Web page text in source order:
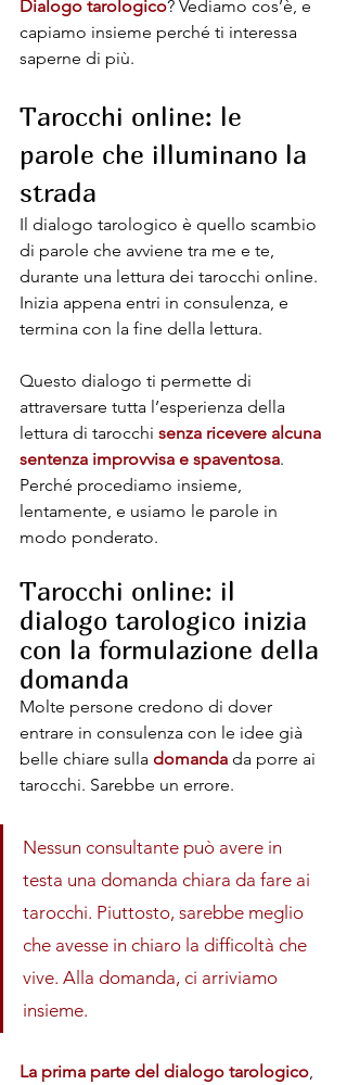
Dialogo tarologico? Vediamo cos’è, e
capiamo insieme perché ti interessa
saperne di più.
Tarocchi online: le
parole che illuminano la
strada
Il dialogo tarologico è quello scambio
di parole che avviene tra me e te,
durante una lettura dei tarocchi online.
Inizia appena entri in consulenza, e
termina con la fine della lettura.
Questo dialogo ti permette di
attraversare tutta l’esperienza della
lettura di tarocchi senza ricevere alcuna
sentenza improvvisa e spaventosa.
Perché procediamo insieme,
lentamente, e usiamo le parole in
modo ponderato.
Tarocchi online: il
dialogo tarologico inizia
con la formulazione della
domanda
Molte persone credono di dover
entrare in consulenza con le idee già
belle chiare sulla domanda da porre ai
tarocchi. Sarebbe un errore.
Nessun consultante può avere in
testa una domanda chiara da fare ai
tarocchi. Piuttosto, sarebbe meglio
che avesse in chiaro la difficoltà che
vive. Alla domanda, ci arriviamo
insieme.
La prima parte del dialogo tarologico